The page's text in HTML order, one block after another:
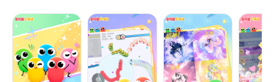
暴走超神！
游戏玩法
1.控制摇杆走位你的小蛇，吃掉地图上彩色的小圆点，